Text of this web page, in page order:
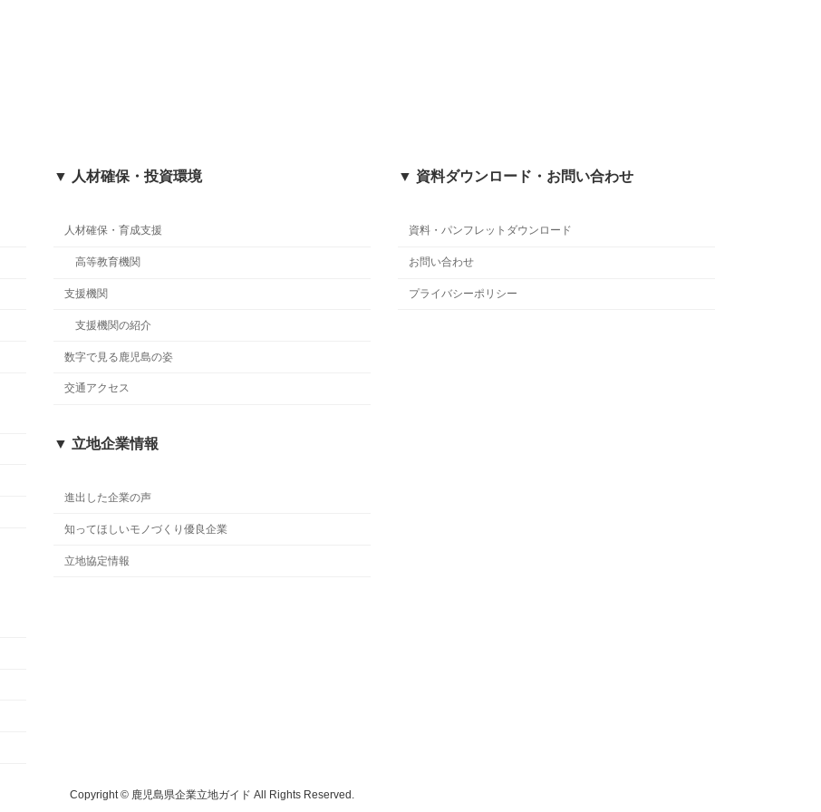
▼ 人材確保・投資環境
人材確保・育成支援
高等教育機関
支援機関
支援機関の紹介
数字で見る鹿児島の姿
交通アクセス
▼ 立地企業情報
進出した企業の声
知ってほしいモノづくり優良企業
立地協定情報
▼ 資料ダウンロード・お問い合わせ
資料・パンフレットダウンロード
お問い合わせ
プライバシーポリシー
Copyright © 鹿児島県企業立地ガイド All Rights Reserved.